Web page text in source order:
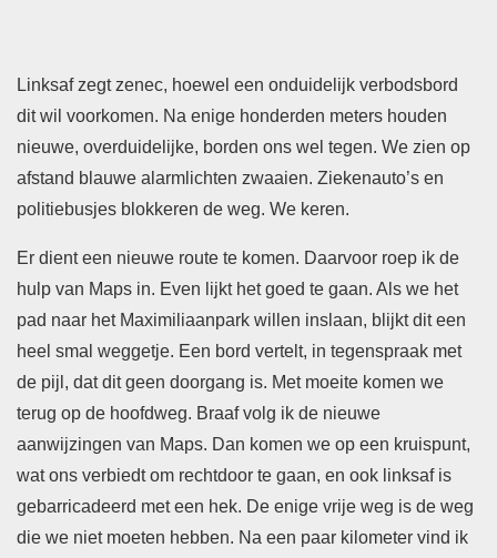
Linksaf zegt zenec, hoewel een onduidelijk verbodsbord
dit wil voorkomen. Na enige honderden meters houden
nieuwe, overduidelijke, borden ons wel tegen. We zien op
afstand blauwe alarmlichten zwaaien. Ziekenauto’s en
politiebusjes blokkeren de weg. We keren.
Er dient een nieuwe route te komen. Daarvoor roep ik de
hulp van Maps in. Even lijkt het goed te gaan. Als we het
pad naar het Maximiliaanpark willen inslaan, blijkt dit een
heel smal weggetje. Een bord vertelt, in tegenspraak met
de pijl, dat dit geen doorgang is. Met moeite komen we
terug op de hoofdweg. Braaf volg ik de nieuwe
aanwijzingen van Maps. Dan komen we op een kruispunt,
wat ons verbiedt om rechtdoor te gaan, en ook linksaf is
gebarricadeerd met een hek. De enige vrije weg is de weg
die we niet moeten hebben. Na een paar kilometer vind ik